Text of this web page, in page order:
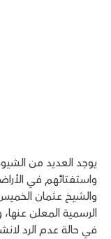
يوجد العديد من
واستفتائهم في
والشيخ عثمان
الرسمية المعلن
في حالة عدم الرد